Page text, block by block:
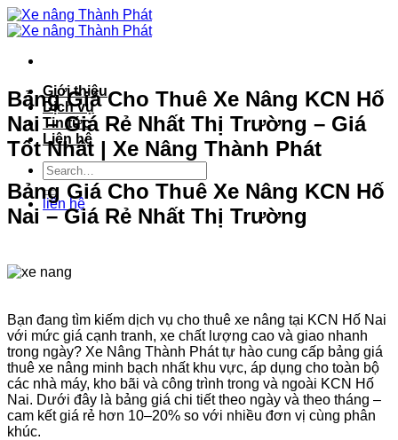
Bỏ
qua
dung
Giới thiệu
Dịch vụ
Tin tức
Liên hệ
liên hệ
Bảng Giá Cho Thuê Xe Nâng KCN Hố
Nai – Giá Rẻ Nhất Thị Trường – Giá
Tốt Nhất | Xe Nâng Thành Phát
Bảng Giá Cho Thuê Xe Nâng KCN Hố
Nai – Giá Rẻ Nhất Thị Trường
Bạn đang tìm kiếm dịch vụ cho thuê xe nâng tại KCN Hố Nai
với mức giá cạnh tranh, xe chất lượng cao và giao nhanh
trong ngày? Xe Nâng Thành Phát tự hào cung cấp bảng giá
thuê xe nâng minh bạch nhất khu vực, áp dụng cho toàn bộ
các nhà máy, kho bãi và công trình trong và ngoài KCN Hố
Nai. Dưới đây là bảng giá chi tiết theo ngày và theo tháng –
cam kết giá rẻ hơn 10–20% so với nhiều đơn vị cùng phân
khúc.